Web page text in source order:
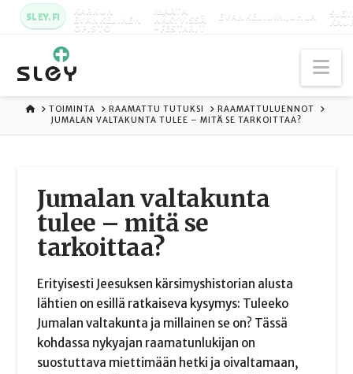
SLEY.FI KARKUN
EVANKELINEN
OPISTO
MAATA
NÄKYVISSÄ
-FESTARIT
EVANKELIUMIJUHLA
ETUSIVU
TOIMINTA RAAMATTU TUTUKSI
RAAMATTULUENNOT
JUMALAN VALTAKUNTA TULEE – MITÄ SE TARKOITTAA?
Jumalan valtakunta
tulee – mitä se
tarkoittaa?
Erityisesti Jeesuksen kärsimyshistorian alusta
lähtien on esillä ratkaiseva kysymys: Tuleeko
Jumalan valtakunta ja millainen se on? Tässä
kohdassa nykyajan raamatunlukijan on
suostuttava miettimään hetki ja oivaltamaan,